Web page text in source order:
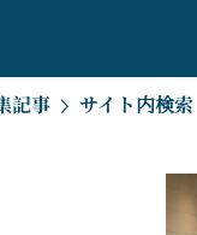
記事 サイト内検索